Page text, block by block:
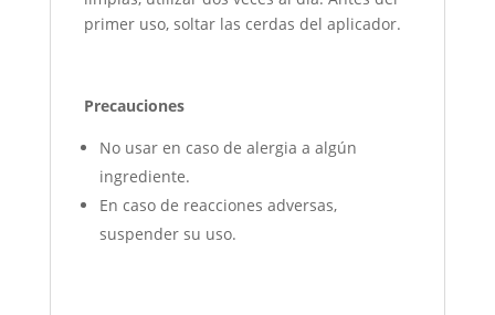
primer uso, soltar las cerdas del aplicador.
Precauciones
No usar en caso de alergia a algún
ingrediente.
En caso de reacciones adversas,
suspender su uso.